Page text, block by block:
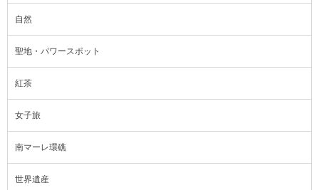
自然
聖地・パワースポット
紅茶
女子旅
南マーレ環礁
世界遺産